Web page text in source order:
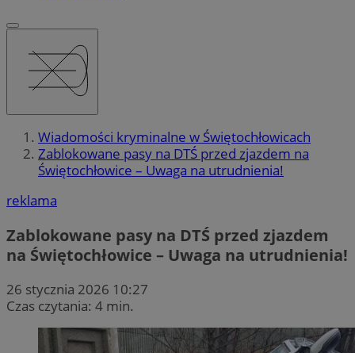
Wiadomości kryminalne w Świętochłowicach
Zablokowane pasy na DTŚ przed zjazdem na
Świętochłowice – Uwaga na utrudnienia!
reklama
Zablokowane pasy na DTŚ przed zjazdem
na Świętochłowice – Uwaga na utrudnienia!
26 stycznia 2026 10:27
Czas czytania: 4 min.